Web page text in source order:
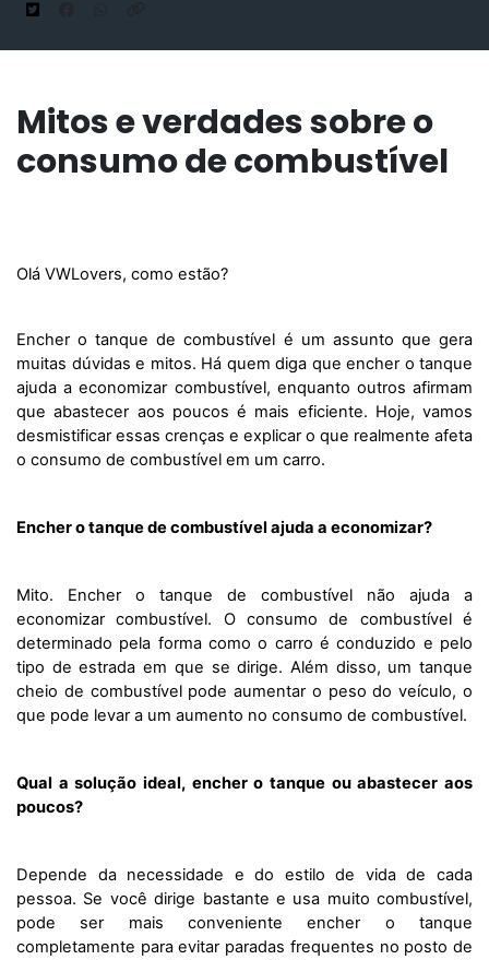
Mitos e verdades sobre o
consumo de combustível
Olá VWLovers, como estão?
Encher o tanque de combustível é um assunto que gera
muitas dúvidas e mitos. Há quem diga que encher o tanque
ajuda a economizar combustível, enquanto outros afirmam
que abastecer aos poucos é mais eficiente. Hoje, vamos
desmistificar essas crenças e explicar o que realmente afeta
o consumo de combustível em um carro.
Encher o tanque de combustível ajuda a economizar?
Mito. Encher o tanque de combustível não ajuda a
economizar combustível. O consumo de combustível é
determinado pela forma como o carro é conduzido e pelo
tipo de estrada em que se dirige. Além disso, um tanque
cheio de combustível pode aumentar o peso do veículo, o
que pode levar a um aumento no consumo de combustível.
Qual a solução ideal, encher o tanque ou abastecer aos
poucos?
Depende da necessidade e do estilo de vida de cada
pessoa. Se você dirige bastante e usa muito combustível,
pode ser mais conveniente encher o tanque
completamente para evitar paradas frequentes no posto de